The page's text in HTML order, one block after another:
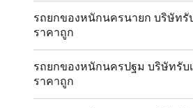
รถยกของหนักนครนายก บริษัทรั
ราคาถูก
รถยกของหนักนครปฐม บริษัทรับ
ราคาถูก